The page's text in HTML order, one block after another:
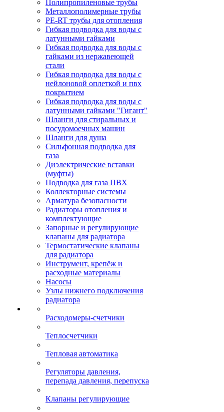
Полипропиленовые трубы
Металлополимерные трубы
PE-RT трубы для отопления
Гибкая подводка для воды с
латунными гайками
Гибкая подводка для воды с
гайками из нержавеющей
стали
Гибкая подводка для воды с
нейлоновой оплеткой и пвх
покрытием
Гибкая подводка для воды с
латунными гайками "Гигант"
Шланги для стиральных и
посудомоечных машин
Шланги для душа
Сильфонная подводка для
газа
Диэлектрические вставки
(муфты)
Подводка для газа ПВХ
Коллекторные системы
Арматура безопасности
Радиаторы отопления и
комплектующие
Запорные и регулирующие
клапаны для радиатора
Термостатические клапаны
для радиатора
Инструмент, крепёж и
расходные материалы
Насосы
Узлы нижнего подключения
радиатора
Расходомеры-счетчики
Теплосчетчики
Тепловая автоматика
Регуляторы давления,
перепада давления, перепуска
Клапаны регулирующие